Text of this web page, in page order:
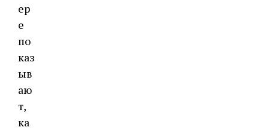
ер
е
по
каз
ыв
аю
т,
ка